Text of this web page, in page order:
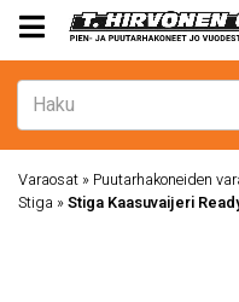
Varaosat » Puutarhakoneiden
Stiga »Stiga Kaasuvaijeri